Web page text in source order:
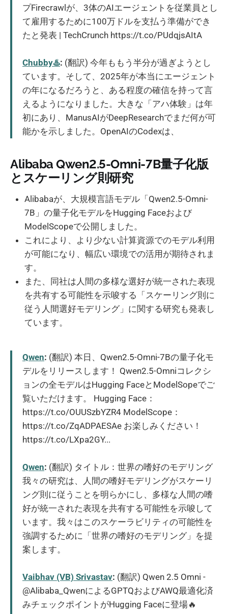
プFirecrawlが、3体のAIエージェントを従業員とし
て雇用するために100万ドルを支払う準備ができ
たと発表 | TechCrunch https://t.co/PUdqjsAItA
Chubby♨️: (翻訳) 今年ももう半分が過ぎようとし
ています。そして、2025年が本当にエージェント
の年になるだろうと、ある程度の確信を持って言
えるようになりました。大きな「アハ体験」は年
初にあり、ManusAIがDeepResearchでまだ何が可
能かを示しました。OpenAIのCodexは、
Alibaba Qwen2.5-Omni-7B量子化版
とスケーリング則研究
Alibabaが、大規模言語モデル「Qwen2.5-Omni-
7B」の量子化モデルをHugging Faceおよび
ModelScopeで公開しました。
これにより、より少ない計算資源でのモデル利用
が可能になり、幅広い環境での活用が期待されま
す。
また、同社は人間の多様な選好が統一された表現
を共有する可能性を示唆する「スケーリング則に
従う人間選好モデリング」に関する研究も発表し
ています。
Qwen: (翻訳) 本日、Qwen2.5-Omni-7Bの量子化モ
デルをリリースします！ Qwen2.5-Omniコレクシ
ョンの全モデルはHugging FaceとModelSopeでご
覧いただけます。 Hugging Face：
https://t.co/OUUSzbYZR4 ModelScope：
https://t.co/ZqADPAESAe お楽しみください！
https://t.co/LXpa2GY...
Qwen: (翻訳) タイトル：世界の嗜好のモデリング
我々の研究は、人間の嗜好モデリングがスケーリ
ング則に従うことを明らかにし、多様な人間の嗜
好が統一された表現を共有する可能性を示唆して
います。我々はこのスケーラビリティの可能性を
強調するために「世界の嗜好のモデリング」を提
案します。
Vaibhav (VB) Srivastav: (翻訳) Qwen 2.5 Omni -
@Alibaba_QwenによるGPTQおよびAWQ最適化済
みチェックポイントがHugging Faceに登場🔥